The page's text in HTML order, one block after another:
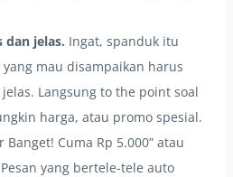
dan jelas. Ingat, spanduk itu
yang mau disampaikan harus
Langsung to the point soal
harga, atau promo spesial.
Banget! Cuma Rp 5.000” atau
Pesan yang bertele-tele auto